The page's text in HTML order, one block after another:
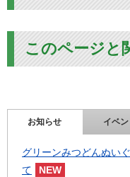
このページと
お知らせ イベン
グリーンみつどんぬい
て